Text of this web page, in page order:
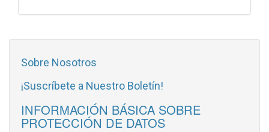
Sobre Nosotros
¡Suscríbete a Nuestro Boletín!
INFORMACIÓN BÁSICA SOBRE
PROTECCIÓN DE DATOS